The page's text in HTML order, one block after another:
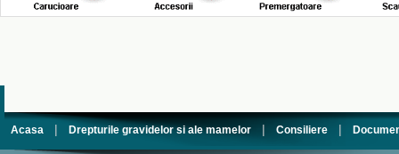
Acasa |Drepturile gravidelor si ale mamelor |Consiliere |